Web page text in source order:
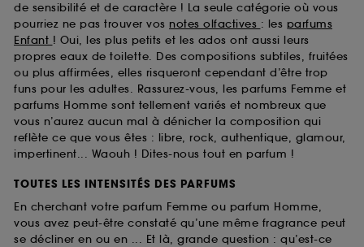
de sensibilité et de caractère ! La seule catégorie où vous
pourriez ne pas trouver vos notes olfactives : les parfums
Enfant ! Oui, les plus petits et les ados ont aussi leurs
propres eaux de toilette. Des compositions subtiles, fruitées
ou plus affirmées, elles risqueront cependant d’être trop
funs pour les adultes. Rassurez-vous, les parfums Femme et
parfums Homme sont tellement variés et nombreux que
vous n’aurez aucun mal à dénicher la composition qui
reflète ce que vous êtes : libre, rock, authentique, glamour,
impertinent... Waouh ! Dites-nous tout en parfum !
TOUTES LES INTENSITÉS DES PARFUMS
En cherchant votre parfum Femme ou parfum Homme,
vous avez peut-être constaté qu’une même fragrance peut
se décliner en ou en ... Et là, grande question : qu’est-ce